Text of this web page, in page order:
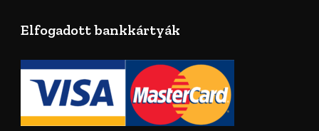
Elfogadott bankkártyák